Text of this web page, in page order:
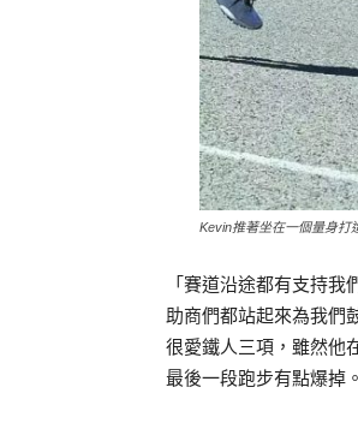
Kevin推著坐在一個量身打
「賽道沿途都有支持
助商們都站起來為我們
很愛鐵人三項，雖然他
最後一段跑步有點爆掉。